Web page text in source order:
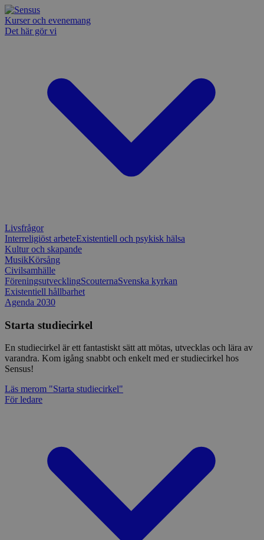
Kurser och evenemang
Det här gör vi
Livsfrågor
Interreligiöst arbeteExistentiell och psykisk hälsa
Kultur och skapande
MusikKörsång
Civilsamhälle
FöreningsutvecklingScouternaSvenska kyrkan
Existentiell hållbarhet
Agenda 2030
Starta studiecirkel
En studiecirkel är ett fantastiskt sätt att mötas, utvecklas och lära av
varandra. Kom igång snabbt och enkelt med er studiecirkel hos
Sensus!
Läs merom "Starta studiecirkel"
För ledare